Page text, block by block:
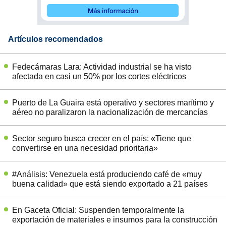
Artículos recomendados
Fedecámaras Lara: Actividad industrial se ha visto
afectada en casi un 50% por los cortes eléctricos
Puerto de La Guaira está operativo y sectores marítimo y
aéreo no paralizaron la nacionalización de mercancías
Sector seguro busca crecer en el país: «Tiene que
convertirse en una necesidad prioritaria»
#Análisis: Venezuela está produciendo café de «muy
buena calidad» que está siendo exportado a 21 países
En Gaceta Oficial: Suspenden temporalmente la
exportación de materiales e insumos para la construcción